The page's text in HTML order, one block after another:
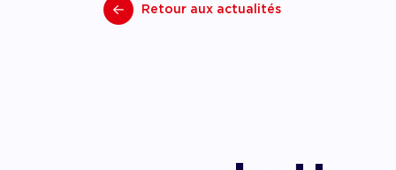
Retour aux actualités